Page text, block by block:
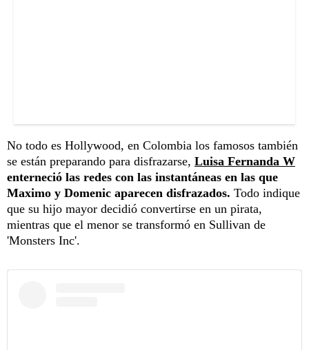
No todo es Hollywood, en Colombia los famosos también
se están preparando para disfrazarse, Luisa Fernanda W
enterneció las redes con las instantáneas en las que
Maximo y Domenic aparecen disfrazados. Todo indique
que su hijo mayor decidió convertirse en un pirata,
mientras que el menor se transformó en Sullivan de
'Monsters Inc'.